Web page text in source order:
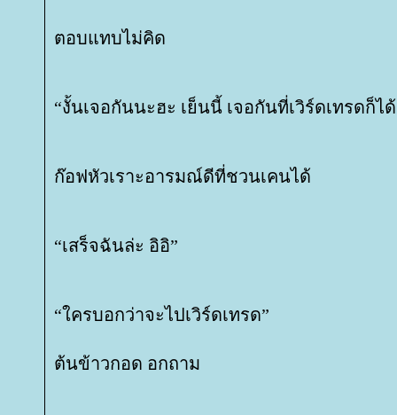
ตอบแทบไม่คิด
“งั้นเจอกันนะฮะ เย็นนี้ เจอกันที่เวิร์ดเทรดก็ไ
ก๊อฟหัวเราะอารมณ์ดีที่ชวนเคนได้
“เสร็จฉันล่ะ อิอิ”
“ใครบอกว่าจะไปเวิร์ดเทรด”
ต้นข้าวกอด อกถาม